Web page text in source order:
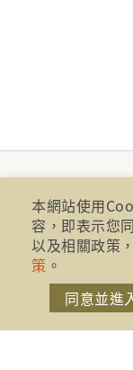
財團法
本網站使用
容，即表示您
以及相關政策
策 。
同意並進